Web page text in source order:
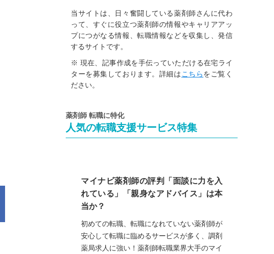
当サイトは、日々奮闘している薬剤師さんに代わ
って、すぐに役立つ薬剤師の情報やキャリアアッ
プにつがなる情報、転職情報などを収集し、発信
するサイトです。
※ 現在、記事作成を手伝っていただける在宅ライ
ターを募集しております。詳細は こちらをご覧く
ださい。
薬剤師 転職に特化
人気の転職支援サービス特集
マイナビ薬剤師の評判「面談に力を入
れている」「親身なアドバイス」は本
当か？
初めての転職、転職になれていない薬剤師が
安心して転職に臨めるサービスが多く、調剤
薬局求人に強い！薬剤師転職業界大手のマイ